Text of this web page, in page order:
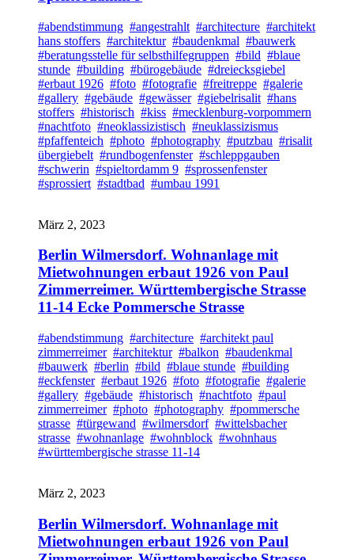
#abendstimmung #angestrahlt #architecture #architekt
hans stoffers #architektur #baudenkmal #bauwerk
#beratungsstelle für selbsthilfegruppen #bild #blaue
stunde #building #bürogebäude #dreiecksgiebel
#erbaut 1926 #foto #fotografie #freitreppe #galerie
#gallery #gebäude #gewässer #giebelrisalit #hans
stoffers #historisch #kiss #mecklenburg-vorpommern
#nachtfoto #neoklassizistisch #neuklassizismus
#pfaffenteich #photo #photography #putzbau #risalit
übergiebelt #rundbogenfenster #schleppgauben
#schwerin #spieltordamm 9 #sprossenfenster
#sprossiert #stadtbad #umbau 1991
März 2, 2023
Berlin Wilmersdorf. Wohnanlage mit
Mietwohnungen erbaut 1926 von Paul
Zimmerreimer. Württembergische Strasse
11-14 Ecke Pommersche Strasse
#abendstimmung #architecture #architekt paul
zimmerreimer #architektur #balkon #baudenkmal
#bauwerk #berlin #bild #blaue stunde #building
#eckfenster #erbaut 1926 #foto #fotografie #galerie
#gallery #gebäude #historisch #nachtfoto #paul
zimmerreimer #photo #photography #pommersche
strasse #türgewand #wilmersdorf #wittelsbacher
strasse #wohnanlage #wohnblock #wohnhaus
#württembergische strasse 11-14
März 2, 2023
Berlin Wilmersdorf. Wohnanlage mit
Mietwohnungen erbaut 1926 von Paul